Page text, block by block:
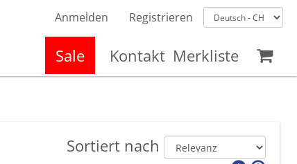
Anmelden Registrieren
Sale Kontakt Merkliste
Sortiert nach